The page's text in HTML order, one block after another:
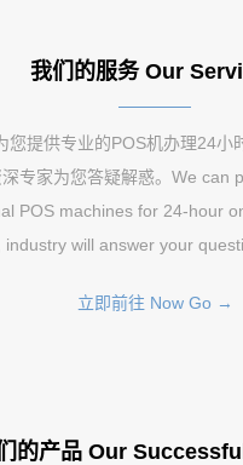
我们的服务 Our
您提供专业的POS机办理24小
专家为您答疑解惑。We can
POS machines for 24-hour
industry will answer your
立即前往 Now Go →
的产品 Our